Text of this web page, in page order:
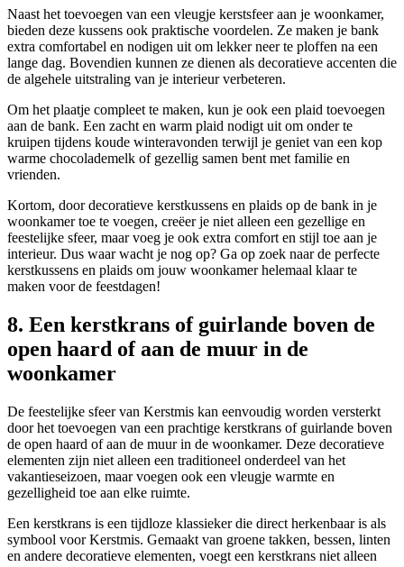
Naast het toevoegen van een vleugje kerstsfeer aan je woonkamer,
bieden deze kussens ook praktische voordelen. Ze maken je bank
extra comfortabel en nodigen uit om lekker neer te ploffen na een
lange dag. Bovendien kunnen ze dienen als decoratieve accenten die
de algehele uitstraling van je interieur verbeteren.
Om het plaatje compleet te maken, kun je ook een plaid toevoegen
aan de bank. Een zacht en warm plaid nodigt uit om onder te
kruipen tijdens koude winteravonden terwijl je geniet van een kop
warme chocolademelk of gezellig samen bent met familie en
vrienden.
Kortom, door decoratieve kerstkussens en plaids op de bank in je
woonkamer toe te voegen, creëer je niet alleen een gezellige en
feestelijke sfeer, maar voeg je ook extra comfort en stijl toe aan je
interieur. Dus waar wacht je nog op? Ga op zoek naar de perfecte
kerstkussens en plaids om jouw woonkamer helemaal klaar te
maken voor de feestdagen!
8. Een kerstkrans of guirlande boven de
open haard of aan de muur in de
woonkamer
De feestelijke sfeer van Kerstmis kan eenvoudig worden versterkt
door het toevoegen van een prachtige kerstkrans of guirlande boven
de open haard of aan de muur in de woonkamer. Deze decoratieve
elementen zijn niet alleen een traditioneel onderdeel van het
vakantieseizoen, maar voegen ook een vleugje warmte en
gezelligheid toe aan elke ruimte.
Een kerstkrans is een tijdloze klassieker die direct herkenbaar is als
symbool voor Kerstmis. Gemaakt van groene takken, bessen, linten
en andere decoratieve elementen, voegt een kerstkrans niet alleen